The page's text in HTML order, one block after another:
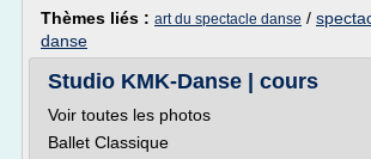
Thèmes liés : art du spectacle danse /
danse
Studio KMK-Danse | cours
Voir toutes les photos
Ballet Classique